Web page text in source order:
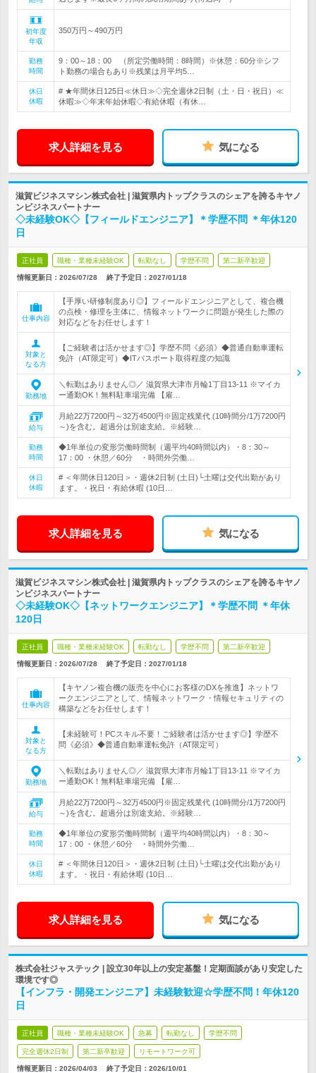
初年度
年収
350万円～490万円
勤務
時間
9：00～18：00 （所定労働時間：8時間）※休憩：60分※シフ
ト勤務の場合もあり※残業は月平均5…
休日
休暇
# ★年間休日125日≪休日≫◇完全週休2日制（土・日・祝日）≪
休暇≫◇年末年始休暇◇有給休暇（有休…
求人詳細を見る 気になる
滋賀ビジネスマシン株式会社 | 滋賀県内トップクラスのシェアを誇るキヤノ
ンビジネスパートナー
◇未経験OK◇【フィールドエンジニア】＊学歴不問 ＊年休120
日
正社員 職種・業種未経験OK 転勤なし 学歴不問 第二新卒歓迎
情報更新日：2026/07/28 終了予定日： 2027/01/18
仕事内容
【手厚い研修制度あり◎】フィールドエンジニアとして、複合機
の点検・修理を主体に、情報ネットワークに問題が発生した際の
対応などをお任せします！
対象と
なる方
【ご経験者は活かせます◎】学歴不問《必須》◆普通自動車運転
免許（AT限定可）◆ITパスポート取得程度の知識
勤務地
＼転勤はありません◎／ 滋賀県大津市月輪1丁目13-11 ※マイカ
ー通勤OK！無料駐車場完備 【雇…
給与
月給22万7200円～32万4500円※固定残業代 (10時間分/1万7200円
～)を含む。超過分は別途支給。※経験…
勤務
時間
◆1年単位の変形労働時間制（週平均40時間以内）・8：30～
17：00 ・休憩／60分 ・時間外労働…
休日
休暇
# ＜年間休日120日＞・週休2日制 (土日)└土曜は交代出勤があり
ます。・祝日・有給休暇 (10日…
求人詳細を見る 気になる
滋賀ビジネスマシン株式会社 | 滋賀県内トップクラスのシェアを誇るキヤノ
ンビジネスパートナー
◇未経験OK◇【ネットワークエンジニア】＊学歴不問 ＊年休
120日
正社員 職種・業種未経験OK 転勤なし 学歴不問 第二新卒歓迎
情報更新日：2026/07/28 終了予定日： 2027/01/18
仕事内容
【キヤノン複合機の販売を中心にお客様のDXを推進】ネットワ
ークエンジニアとして、情報ネットワーク・情報セキュリティの
構築などをお任せします！
対象と
なる方
【未経験可！PCスキル不要！ご経験者は活かせます◎】学歴不
問《必須》◆普通自動車運転免許（AT限定可）
勤務地
＼転勤はありません◎／ 滋賀県大津市月輪1丁目13-11 ※マイカ
ー通勤OK！無料駐車場完備 【雇…
給与
月給22万7200円～32万4500円※固定残業代 (10時間分/1万7200円
～)を含む。超過分は別途支給。※経験…
勤務
時間
◆1年単位の変形労働時間制（週平均40時間以内）・8：30～
17：00 ・休憩／60分 ・時間外労働…
休日
休暇
# ＜年間休日120日＞・週休2日制 (土日)└土曜は交代出勤があり
ます。・祝日・有給休暇 (10日…
求人詳細を見る 気になる
株式会社ジャステック | 設立30年以上の安定基盤！定期面談があり安定した
環境です◎
【インフラ・開発エンジニア】未経験歓迎☆学歴不問！年休120
日
正社員 職種・業種未経験OK 急募 転勤なし 学歴不問
完全週休2日制 第二新卒歓迎 リモートワーク可
情報更新日：2026/04/03 終了予定日： 2026/10/01